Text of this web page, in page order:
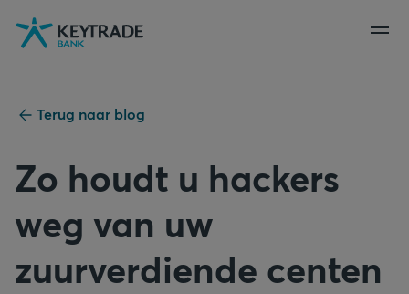
Naar
navigatie
Naar
aanmelden
Naar
inhoud
Terug naar blog
Zo houdt u hackers
weg van uw
zuurverdiende centen